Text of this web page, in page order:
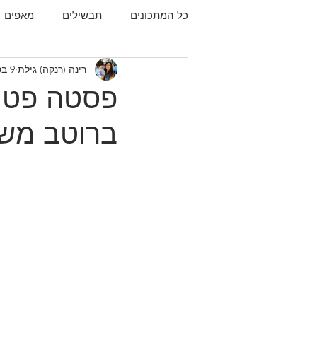
כל המתכונים תבשילים מאפים
תפו"א עוף
פסטה
ברוטב
רינה (רנקה) גילת 9 בספט׳ 2021